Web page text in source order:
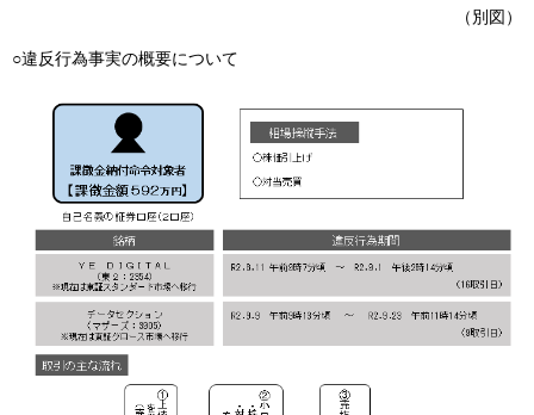
（別図）
○違反行為事実の概要について